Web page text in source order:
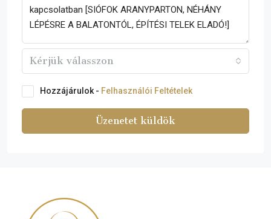
Kérjük válasszon
Hozzájárulok - Felhasználói Feltételek
Üzenetet küldök